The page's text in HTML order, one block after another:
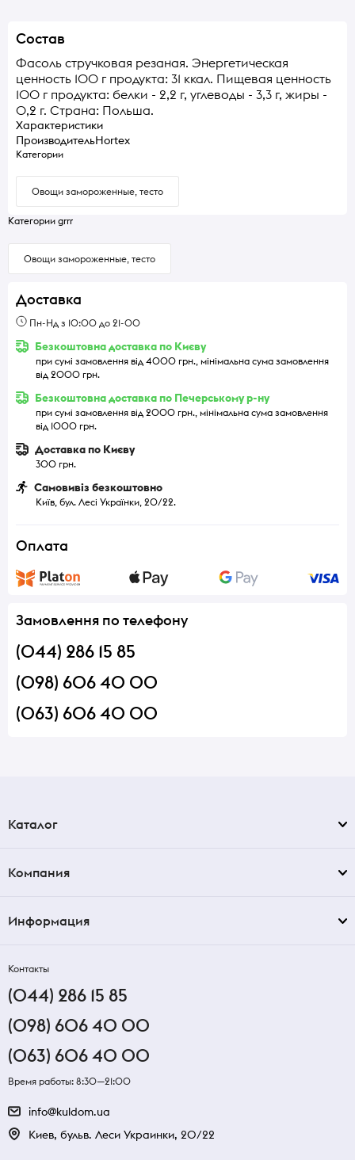
Состав
Фасоль стручковая резаная. Энергетическая
ценность 100 г продукта: 31 ккал. Пищевая ценность
100 г продукта: белки - 2,2 г, углеводы - 3,3 г, жиры -
0,2 г. Страна: Польша.
Характеристики
ПроизводительHortex
Категории
Овощи замороженные, тесто
Категории grrr
Овощи замороженные, тесто
Доставка
Пн-Нд з 10:00 до 21-00
Безкоштовна доставка по Києву
при сумі замовлення від 4000 грн., мінімальна сума замовлення
від 2000 грн.
Безкоштовна доставка по Печерському р-ну
при сумі замовлення від 2000 грн., мінімальна сума замовлення
від 1000 грн.
Доставка по Києву
300 грн.
Самовивіз безкоштовно
Київ, бул. Лесі Українки, 20/22.
Оплата
Замовлення по телефону
(044) 286 15 85
(098) 606 40 00
(063) 606 40 00
Каталог
Компания
Информация
Контакты
(044) 286 15 85
(098) 606 40 00
(063) 606 40 00
Время работы: 8:30—21:00
info@kuldom.ua
Киев, бульв. Леси Украинки, 20/22